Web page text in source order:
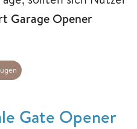
Garage Opener
Gate Opener